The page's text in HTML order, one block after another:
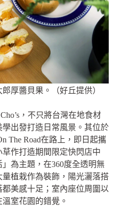
厚醬貝果。（好丘提供）
，不只將台灣在地食材
出發打造日常風景。其位於
The Road在路上，即日起攜
作打造期間限定快閃店中
為主題，在360度全透明無
植栽作為裝飾，陽光灑落搭
美感十足；室內座位周圍以
室花園的錯覺。